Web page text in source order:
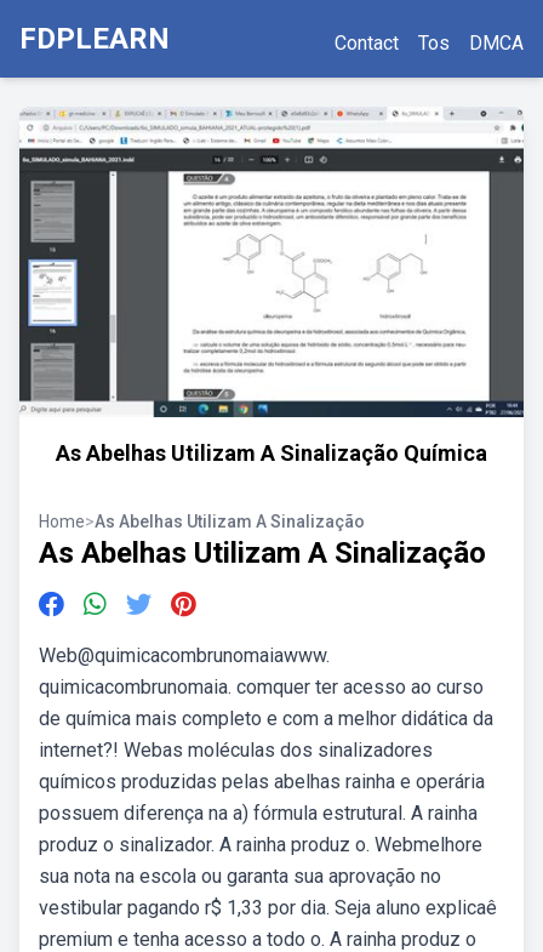
FDPLEARN Contact Tos DMCA
As Abelhas Utilizam A Sinalização Química
Home>As Abelhas Utilizam A Sinalização
As Abelhas Utilizam A Sinalização
Web@quimicacombrunomaiawww.
quimicacombrunomaia. comquer ter acesso ao curso
de química mais completo e com a melhor didática da
internet?! Webas moléculas dos sinalizadores
químicos produzidas pelas abelhas rainha e operária
possuem diferença na a) fórmula estrutural. A rainha
produz o sinalizador. A rainha produz o. Webmelhore
sua nota na escola ou garanta sua aprovação no
vestibular pagando r$ 1,33 por dia. Seja aluno explicaê
premium e tenha acesso a todo o. A rainha produz o